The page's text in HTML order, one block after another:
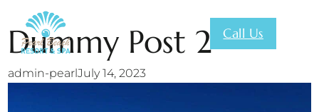
Call Us
Dummy Post 2
admin-pearlJuly 14, 2023